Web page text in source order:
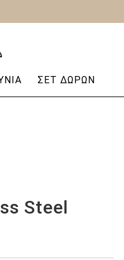
ΣΕΤ ΔΩΡΩΝ
Steel